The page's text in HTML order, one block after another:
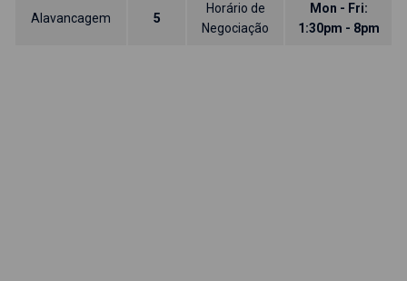
Alavancagem 5
Horário de
Negociação
Mon - Fri:
1:30pm - 8pm